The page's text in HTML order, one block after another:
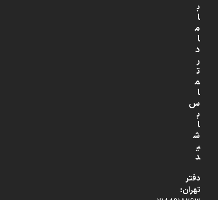
ب
ا
م
ا
د
ر
ت
م
ا
س
ب
ا
ش
ی
د
دفتر
تهران: